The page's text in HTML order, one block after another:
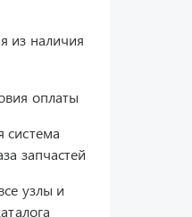
из наличия
оплаты
система
запчастей
узлы и